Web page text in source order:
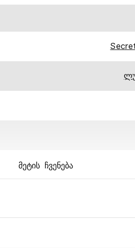
ᲛᲔᲢᲘᲡ ᲩᲕᲔᲜᲔᲑᲐ